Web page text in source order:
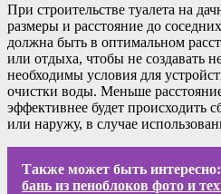
При строительстве туалета на
размеры и расстояние до
должна быть в оптимальном
или отдыха, чтобы не создавать
необходимы условия для
очистки воды. Меньше
эффективнее будет происходить
или наружу, в случае
Также может быть интересно:
бань из пеноблоков фото и